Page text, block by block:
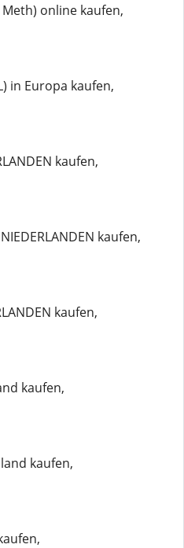
online kaufen,
in Europa kaufen,
kaufen,
kaufen,
kaufen,
kaufen,
kaufen,